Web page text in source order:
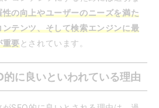
性の向上やユーザーのニーズを満た
テンツ、そして検索エンジンに最
重要とされています。
に良いといわれている理由